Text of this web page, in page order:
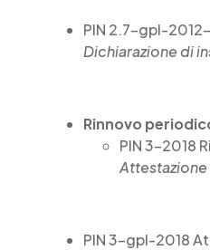
PIN 2.7-gpl-
Dichiarazione di
Rinnovo
PIN 3-2018
PIN 3-gpl-2018